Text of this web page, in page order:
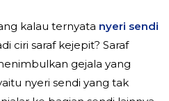
kalau ternyata nyeri sendi
ciri saraf kejepit? Saraf
gejala yang
nyeri sendi yang tak